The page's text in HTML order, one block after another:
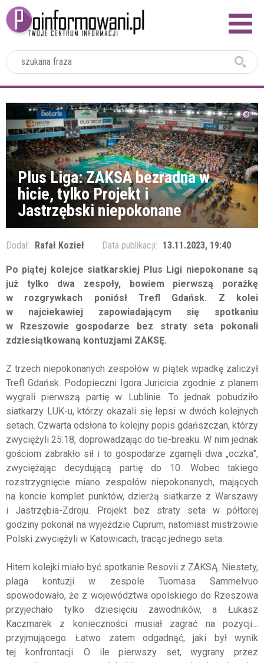
Plus Liga: ZAKSA bezradna w
hicie, tylko Projekt i
Jastrzębski niepokonane
Dodał: Rafał Kozieł Data publikacji: 13.11.2023, 19:40
Po piątej kolejce siatkarskiej Plus Ligi niepokonane są
już tylko dwa zespoły, bowiem pierwszą porażkę
w rozgrywkach poniósł Trefl Gdańsk. Z kolei
w najciekawiej zapowiadającym się spotkaniu
w Rzeszowie gospodarze bez straty seta pokonali
zdziesiątkowaną kontuzjami ZAKSĘ.
Z trzech niepokonanych zespołów w piątek wpadkę zaliczył
Trefl Gdańsk. Podopieczni Igora Juricicia zgodnie z planem
wygrali pierwszą partię w Lublinie. To jednak pobudziło
siatkarzy LUK-u, którzy okazali się lepsi w dwóch kolejnych
setach. Czwarta odsłona to kolejny popis gdańszczan, którzy
zwyciężyli 25:18, doprowadzając do tie-breaku. W nim jednak
gościom zabrakło sił i to gospodarze zgarnęli dwa „oczka”,
zwyciężając decydującą partię do 10. Wobec takiego
rozstrzygnięcie miano zespołów niepokonanych, mających
na koncie komplet punktów, dzierżą siatkarze z Warszawy
i Jastrzębia-Zdroju. Projekt bez straty seta w półtorej
godziny pokonał na wyjeździe Cuprum, natomiast mistrzowie
Polski zwyciężyli w Katowicach, tracąc jednego seta.
Hitem kolejki miało być spotkanie Resovii z ZAKSĄ. Niestety,
plaga kontuzji w zespole Tuomasa Sammelvuo
spowodowało, że z województwa opolskiego do Rzeszowa
przyjechało tylko dziesięciu zawodników, a Łukasz
Kaczmarek z konieczności musiał zagrać na pozycji…
przyjmującego. Łatwo zatem odgadnąć, jaki był wynik
tej konfrontacji. O ile pierwszy set, wygrany przez